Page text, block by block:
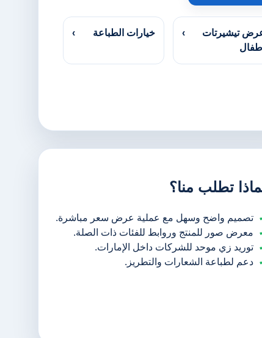
تيشيرتات
أطفال
› خيارات الطباعة ›
تطلب منا؟
تصميم واضح وسهل مع عملية عرض سعر مباشرة.
معرض صور للمنتج وروابط للفئات ذات الصلة.
توريد زي موحد للشركات داخل الإمارات.
دعم لطباعة الشعارات والتطريز.